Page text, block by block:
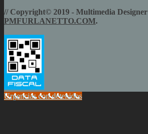
// Copyright© 2019 - Multimedia Designer
PMFURLANETTO.COM.
Urgencias con detenidos